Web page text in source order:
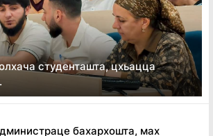
студенташта, цхьацца
бахархошта, мах